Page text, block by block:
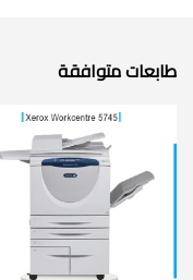
طابعات متوافقة